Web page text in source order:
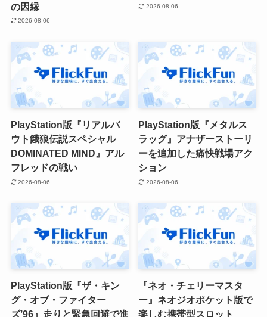
の因縁
2026-08-06
2026-08-06
PlayStation版『リアルバ
ウト餓狼伝説スペシャル
DOMINATED MIND』アル
フレッドの戦い
2026-08-06
PlayStation版『メタルス
ラッグ』アナザーストーリ
ーを追加した痛快戦場アク
ション
2026-08-06
PlayStation版『ザ・キン
グ・オブ・ファイター
ズ’96』走りと緊急回避で進
『ネオ・チェリーマスタ
ー』ネオジオポケット版で
楽しむ携帯型スロット